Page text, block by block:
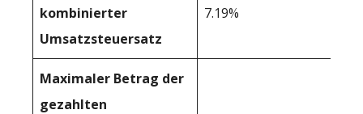
kombinierter
Umsatzsteuersatz
7.19%
Maximaler Betrag der
gezahlten